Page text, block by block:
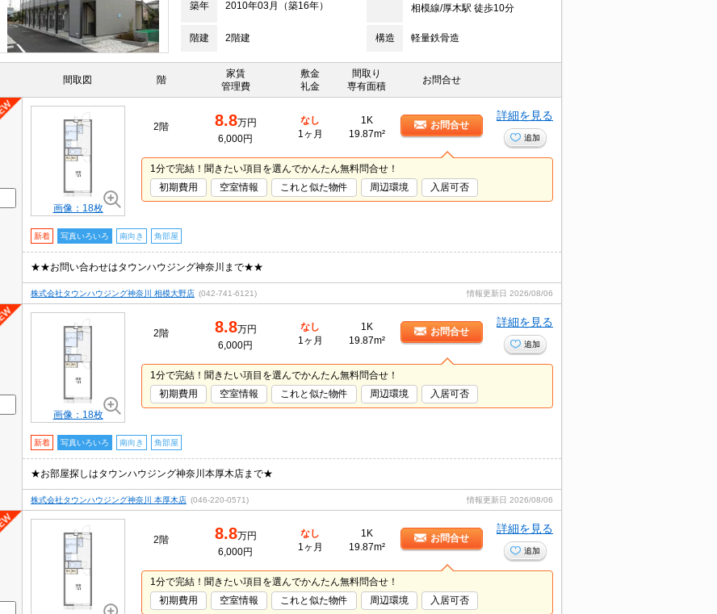
相模線/厚木駅 徒歩10分
築年 2010年03月（築16年）
階建 2階建 構造 軽量鉄骨造
間取図 階
家賃
管理費
敷金
礼金
間取り
専有面積
お問合せ
画像：18枚
2階 8.8万円
6,000円
なし
1ヶ月
1K
19.87m²
お問合せ
詳細を見る
追加
1分で完結！聞きたい項目を選んでかんたん無料問合せ！
初期費用
空室情報 これと似た物件 周辺環境 入居可否
新着 写真いろいろ 南向き 角部屋
★★お問い合わせはタウンハウジング神奈川まで★★
株式会社タウンハウジング神奈川 相模大野店 (042-741-6121) 情報更新日 2026/08/06
画像：18枚
2階 8.8万円
6,000円
なし
1ヶ月
1K
19.87m²
お問合せ
詳細を見る
追加
1分で完結！聞きたい項目を選んでかんたん無料問合せ！
初期費用
空室情報 これと似た物件 周辺環境 入居可否
新着 写真いろいろ 南向き 角部屋
★お部屋探しはタウンハウジング神奈川本厚木店まで★
株式会社タウンハウジング神奈川 本厚木店 (046-220-0571) 情報更新日 2026/08/06
2階 8.8万円
6,000円
なし
1ヶ月
1K
19.87m²
お問合せ
詳細を見る
追加
1分で完結！聞きたい項目を選んでかんたん無料問合せ！
初期費用
空室情報 これと似た物件 周辺環境 入居可否